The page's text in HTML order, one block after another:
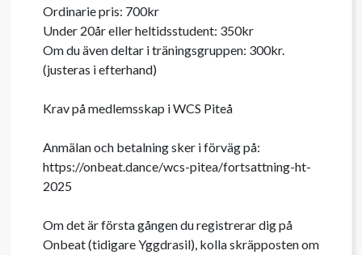
Ordinarie pris: 700kr
Under 20år eller heltidsstudent: 350kr
Om du även deltar i träningsgruppen: 300kr.
(justeras i efterhand)
Krav på medlemsskap i WCS Piteå
Anmälan och betalning sker i förväg på:
https://onbeat.dance/wcs-pitea/fortsattning-ht-
2025
Om det är första gången du registrerar dig på
Onbeat (tidigare Yggdrasil), kolla skräpposten om